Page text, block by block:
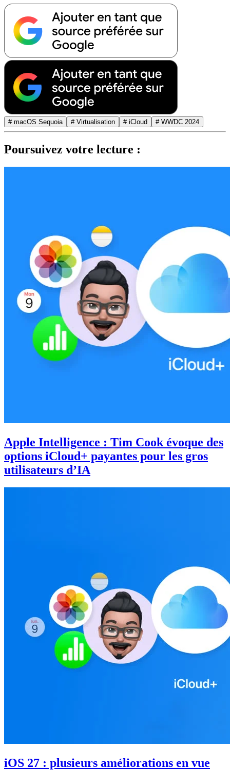
# macOS Sequoia # Virtualisation # iCloud # WWDC 2024
Poursuivez votre lecture :
Apple Intelligence : Tim Cook évoque des
options iCloud+ payantes pour les gros
utilisateurs d’IA
iOS 27 : plusieurs améliorations en vue